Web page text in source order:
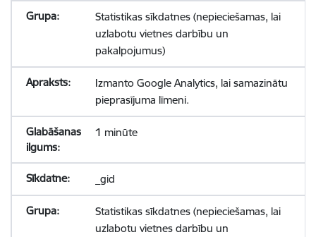
Statistikas sīkdatnes (nepieciešamas, lai
uzlabotu vietnes darbību un
pakalpojumus)
Izmanto Google Analytics, lai samazinātu
pieprasījuma līmeni.
1 minūte
_gid
Statistikas sīkdatnes (nepieciešamas, lai
uzlabotu vietnes darbību un